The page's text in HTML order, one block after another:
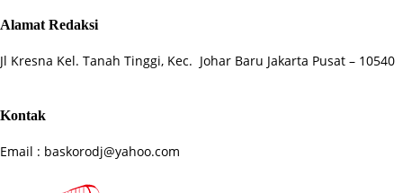
Alamat Redaksi
Jl Kresna Kel. Tanah Tinggi, Kec. Johar Baru Jakarta Pusat – 10540
Kontak
Email : baskorodj@yahoo.com